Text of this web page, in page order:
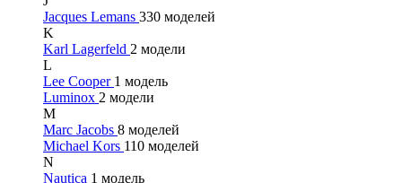
Jacques Lemans 330 моделей
K
Karl Lagerfeld 2 модели
L
Lee Cooper 1 модель
Luminox 2 модели
M
Marc Jacobs 8 моделей
Michael Kors 110 моделей
N
Nautica 1 модель